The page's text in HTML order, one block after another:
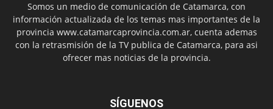
Somos un medio de comunicación de Catamarca, con
información actualizada de los temas mas importantes de la
provincia www.catamarcaprovincia.com.ar, cuenta ademas
con la retrasmisión de la TV publica de Catamarca, para asi
ofrecer mas noticias de la provincia.
SÍGUENOS